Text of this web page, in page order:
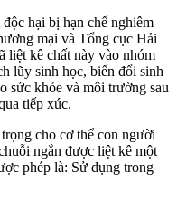
hại bị hạn chế nghiêm
mại và Tổng cục Hải
liệt kê chất này vào nhóm
lũy sinh học, biến đổi sinh
sức khỏe và môi trường sau
tiếp xúc.
cho c‌ơ th‌ể con người
ngắn được liệt kê một
phép là: Sử dụng trong